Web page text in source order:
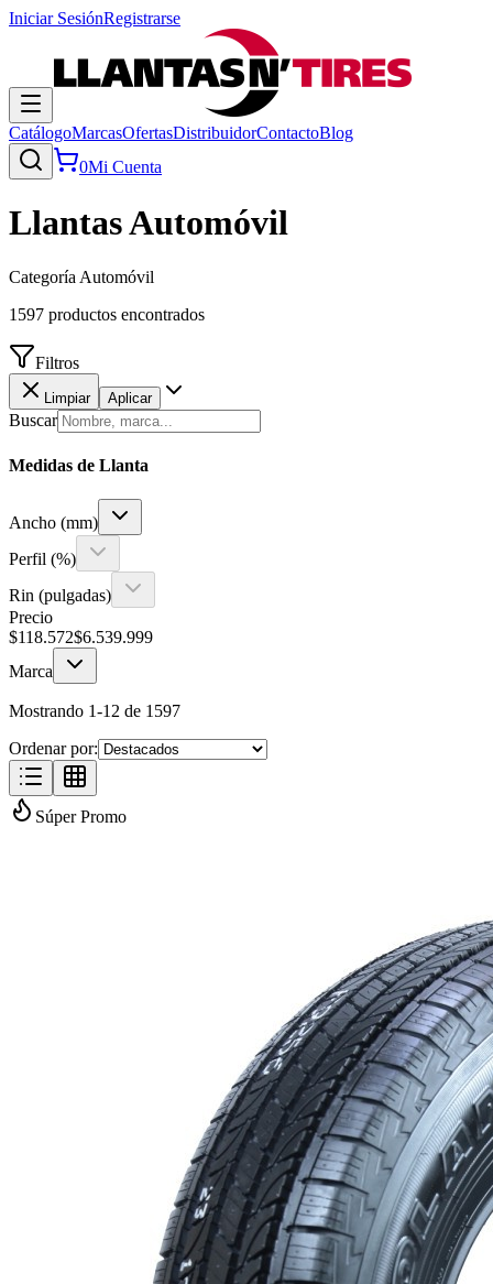
Iniciar SesiónRegistrarse
CatálogoMarcasOfertasDistribuidorContactoBlog
0Mi Cuenta
LlantasAutomóvil
Categoría Automóvil
1597 productos encontrados
Filtros
Limpiar Aplicar
Buscar
Medidas de Llanta
Ancho (mm)
Perfil (%)
Rin (pulgadas)
Precio
$118.572$6.539.999
Marca
Mostrando 1-12 de 1597
Ordenar por:
Súper Promo